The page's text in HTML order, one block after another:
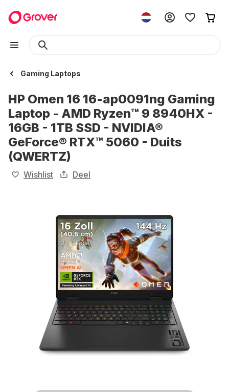
Gaming Laptops
HP Omen 16 16-ap0091ng Gaming
Laptop - AMD Ryzen™ 9 8940HX -
16GB - 1TB SSD - NVIDIA®
GeForce® RTX™ 5060 - Duits
(QWERTZ)
Wishlist Deel